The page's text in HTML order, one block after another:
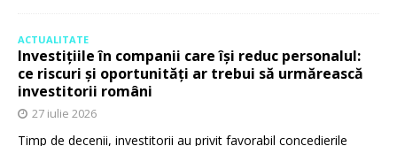
ACTUALITATE
Investițiile în companii care își reduc personalul:
ce riscuri și oportunități ar trebui să urmărească
investitorii români
27 iulie 2026
Timp de decenii, investitorii au privit favorabil concedierile